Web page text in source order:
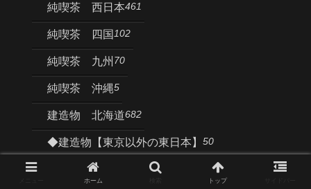
純喫茶 西日本461
純喫茶 四国102
純喫茶 九州 70
純喫茶 沖縄5
建造物 北海道682
◆建造物【東京以外の東日本】 50
◆建造物【東京都とその周辺】 86
ホーム トップ